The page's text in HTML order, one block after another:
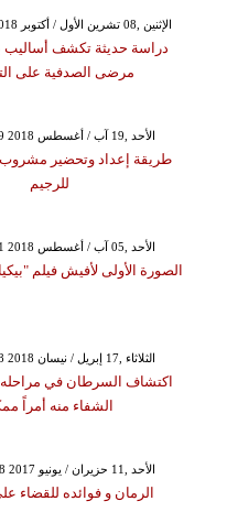
GMT 10:15 2018 الإثنين ,08 تشرين الأول / أكتوبر
دراسة حديثة تكشف أساليب
مرضى الصدفية على
GMT 14:39 2018 الأحد ,19 آب / أغسطس
طريقة إعداد وتحضير مشروب
للرجيم
GMT 15:11 2018 الأحد ,05 آب / أغسطس
الصورة الأولى لأفيش فيلم
GMT 18:58 2018 الثلاثاء ,17 إبريل / نيسان
اكتشاف السرطان في مراحله
الشفاء منه أمراً
GMT 16:38 2017 الأحد ,11 حزيران / يونيو
الرمان و فوائده للقضاء